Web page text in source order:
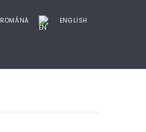
ROMÂNĂ ENGLISH